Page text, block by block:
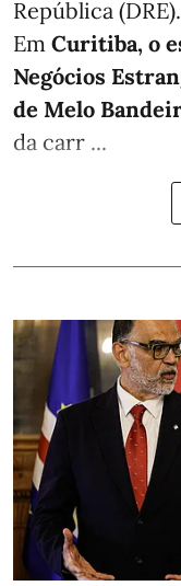
República (DRE).
Em Curitiba, o
Negócios
de Melo
da carr ...